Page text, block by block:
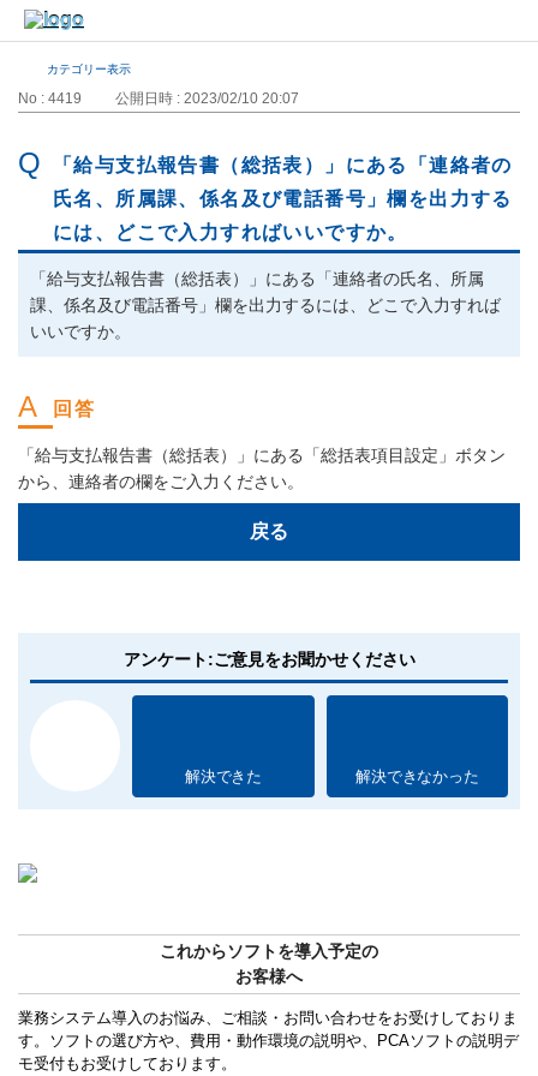
カテゴリー表示
No : 4419 公開日時 : 2023/02/10 20:07
「給与支払報告書（総括表）」にある「連絡者の
氏名、所属課、係名及び電話番号」欄を出力する
には、どこで入力すればいいですか。
「給与支払報告書（総括表）」にある「連絡者の氏名、所属
課、係名及び電話番号」欄を出力するには、どこで入力すれば
いいですか。
「給与支払報告書（総括表）」にある「総括表項目設定」ボタン
から、連絡者の欄をご入力ください。
戻る
アンケート:ご意見をお聞かせください
解決できた 解決できなかった
これからソフトを導入予定の
お客様へ
業務システム導入のお悩み、ご相談・お問い合わせをお受けしておりま
す。ソフトの選び方や、費用・動作環境の説明や、PCAソフトの説明デ
モ受付もお受けしております。